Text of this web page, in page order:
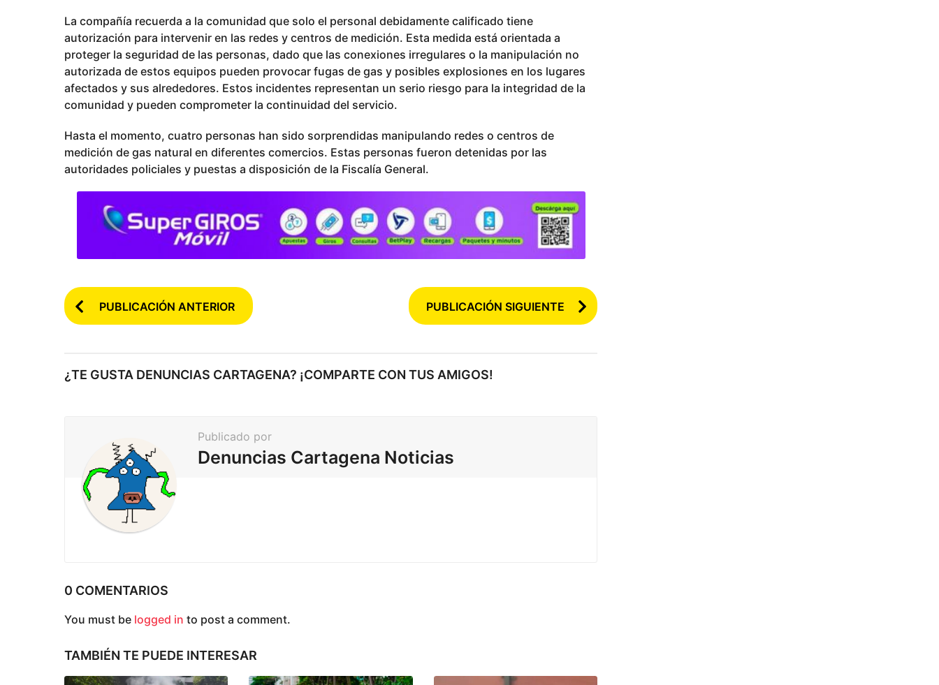
La compañía recuerda a la comunidad que solo el personal debidamente calificado tiene
autorización para intervenir en las redes y centros de medición. Esta medida está orientada a
proteger la seguridad de las personas, dado que las conexiones irregulares o la manipulación no
autorizada de estos equipos pueden provocar fugas de gas y posibles explosiones en los lugares
afectados y sus alrededores. Estos incidentes representan un serio riesgo para la integridad de la
comunidad y pueden comprometer la continuidad del servicio.
Hasta el momento, cuatro personas han sido sorprendidas manipulando redes o centros de
medición de gas natural en diferentes comercios. Estas personas fueron detenidas por las
autoridades policiales y puestas a disposición de la Fiscalía General.
P
o
t
e
c
i
n
PUBLICACIÓN ANTERIOR PUBLICACIÓN SIGUIENTE
¿TE GUSTA DENUNCIAS CARTAGENA? ¡COMPARTE CON TUS AMIGOS!
Publicado por
Denuncias Cartagena Noticias
0 COMENTARIOS
You must be logged in to post a comment.
TAMBIÉN TE PUEDE INTERESAR